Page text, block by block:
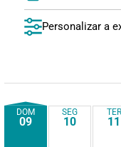
Personalizar a
DOM
09
SEG
10
TER
11